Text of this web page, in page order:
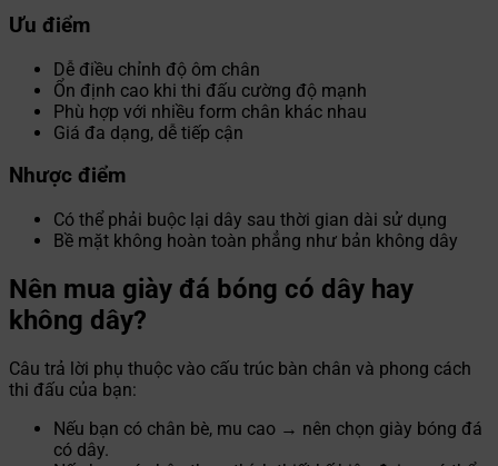
Ưu điểm
Dễ điều chỉnh độ ôm chân
Ổn định cao khi thi đấu cường độ mạnh
Phù hợp với nhiều form chân khác nhau
Giá đa dạng, dễ tiếp cận
Nhược điểm
Có thể phải buộc lại dây sau thời gian dài sử dụng
Bề mặt không hoàn toàn phẳng như bản không dây
Nên mua giày đá bóng có dây hay
không dây?
Câu trả lời phụ thuộc vào cấu trúc bàn chân và phong cách
thi đấu của bạn:
Nếu bạn có chân bè, mu cao → nên chọn giày bóng đá
có dây.